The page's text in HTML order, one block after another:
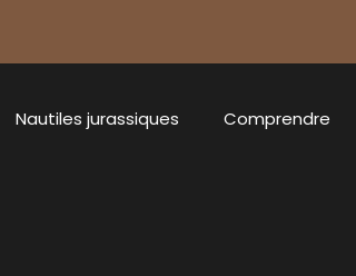
Nautiles jurassiques Comprendre